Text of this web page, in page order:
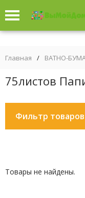
Главная / ВАТНО-
75листов
Фильтр товаров
Товары не найдены.